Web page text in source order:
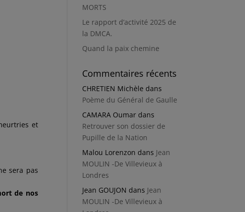
et
sera pas
de nos
MORTS
Le rapport d’activité 2025 de
la DMCA.
Quand la paix chemine
Commentaires récents
CHRETIEN Michèle dans
Poème du Général de Gaulle
CAMARA Oumar dans
Retrouver son dossier de
Pupille de la Nation
Malou Lorenzon dans Jean
MOULIN -De Villevieux à
Londres
Jean GOUJON dans Jean
MOULIN -De Villevieux à